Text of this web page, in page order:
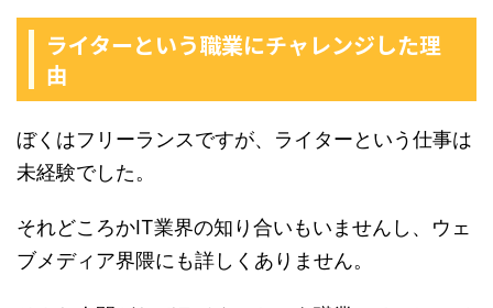
ライターという職業にチャレンジした理
由
ぼくはフリーランスですが、ライターという仕事は
未経験でした。
それどころかIT業界の知り合いもいませんし、ウェ
ブメディア界隈にも詳しくありません。